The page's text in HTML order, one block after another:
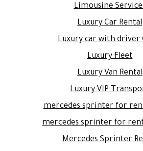
Limousine
Luxury Car Rental
Luxury car with driver
Luxury Fleet
Luxury Van Rental
Luxury VIP
mercedes sprinter for
mercedes sprinter for
Mercedes Sprinter